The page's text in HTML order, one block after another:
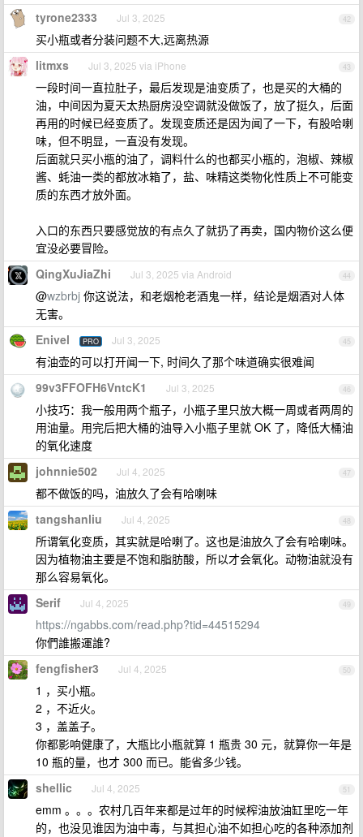
42
tyrone2333 Jul 3, 2025
买小瓶或者分装问题不大,远离热源
43
litmxs Jul 3, 2025 via iPhone
一段时间一直拉肚子，最后发现是油变质了，也是买的大桶的
油，中间因为夏天太热厨房没空调就没做饭了，放了挺久，后面
再用的时候已经变质了。发现变质还是因为闻了一下，有股哈喇
味，但不明显，一直没有发现。
后面就只买小瓶的油了，调料什么的也都买小瓶的，泡椒、辣椒
酱、蚝油一类的都放冰箱了，盐、味精这类物化性质上不可能变
质的东西才放外面。
入口的东西只要感觉放的有点久了就扔了再卖，国内物价这么便
宜没必要冒险。
44
QingXuJiaZhi Jul 3, 2025 via Android
@wzbrbj 你这说法，和老烟枪老酒鬼一样，结论是烟酒对人体
无害。
45
Enivel PRO Jul 3, 2025
有油壶的可以打开闻一下, 时间久了那个味道确实很难闻
46
99v3FFOFH6VntcK1 Jul 3, 2025
小技巧：我一般用两个瓶子，小瓶子里只放大概一周或者两周的
用油量。用完后把大桶的油导入小瓶子里就 OK 了，降低大桶油
的氧化速度
47
johnnie502 Jul 4, 2025
都不做饭的吗，油放久了会有哈喇味
48
tangshanliu Jul 4, 2025
所谓氧化变质，其实就是哈喇了。这也是油放久了会有哈喇味。
因为植物油主要是不饱和脂肪酸，所以才会氧化。动物油就没有
那么容易氧化。
49
Serif Jul 4, 2025
https://ngabbs.com/read.php?tid=44515294
你們誰搬運誰?
50
fengfisher3 Jul 4, 2025
1 ，买小瓶。
2 ，不近火。
3 ，盖盖子。
你都影响健康了，大瓶比小瓶就算 1 瓶贵 30 元，就算你一年是
10 瓶的量，也才 300 而已。能省多少钱。
51
shellic Jul 4, 2025
emm 。。。农村几百年来都是过年的时候榨油放油缸里吃一年
的，也没见谁因为油中毒，与其担心油不如担心吃的各种添加剂